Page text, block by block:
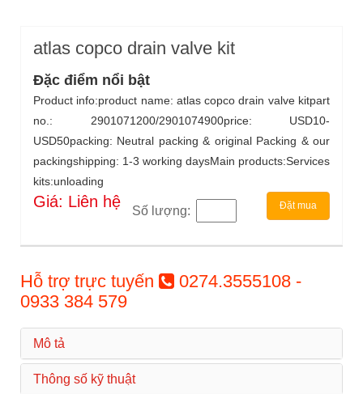
atlas copco drain valve kit
Đặc điểm nổi bật
Product info:product name: atlas copco drain valve kitpart
no.: 2901071200/2901074900price: USD10-
USD50packing: Neutral packing & original Packing & our
packingshipping: 1-3 working daysMain products:Services
kits:unloading
Giá: Liên hệ
Số lượng: Đặt mua
Hỗ trợ trực tuyến
0274.3555108 -
0933 384 579
Mô tả
Thông số kỹ thuật